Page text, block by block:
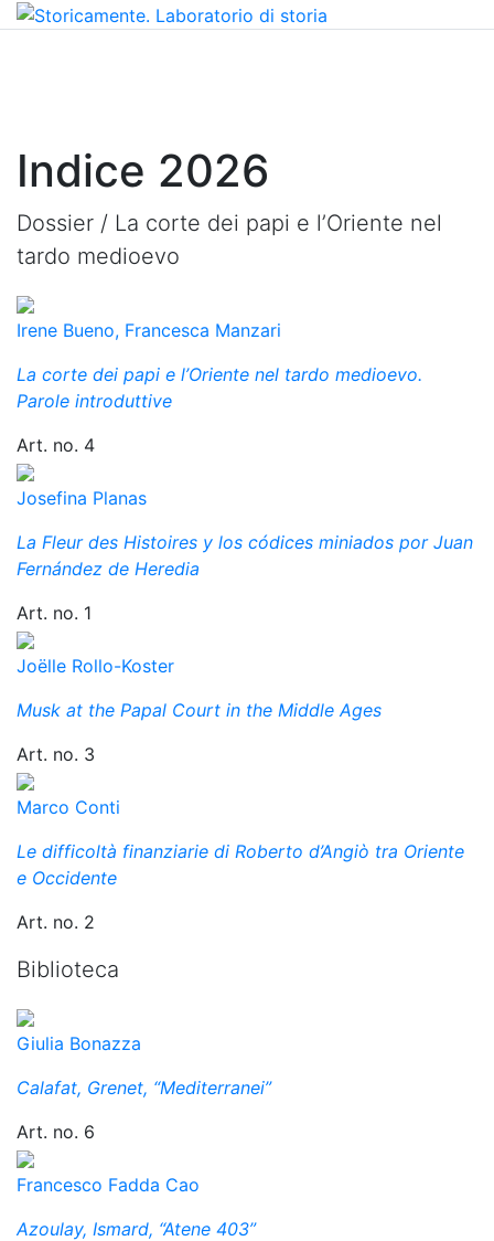
Indice 2026
Dossier / La corte dei papi e l’Oriente nel
tardo medioevo
Irene Bueno, Francesca Manzari
La corte dei papi e l’Oriente nel tardo medioevo.
Parole introduttive
Art. no. 4
Josefina Planas
La Fleur des Histoires y los códices miniados por Juan
Fernández de Heredia
Art. no. 1
Joëlle Rollo-Koster
Musk at the Papal Court in the Middle Ages
Art. no. 3
Marco Conti
Le difficoltà finanziarie di Roberto d’Angiò tra Oriente
e Occidente
Art. no. 2
Biblioteca
Giulia Bonazza
Calafat, Grenet, “Mediterranei”
Art. no. 6
Francesco Fadda Cao
Azoulay, Ismard, “Atene 403”